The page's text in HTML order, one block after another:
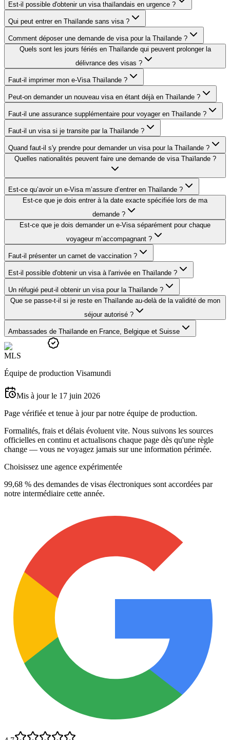
Est-il possible d'obtenir un visa thaïlandais en urgence ?
Qui peut entrer en Thaïlande sans visa ?
Comment déposer une demande de visa pour la Thaïlande ?
Quels sont les jours fériés en Thaïlande qui peuvent prolonger la
délivrance des visas ?
Faut-il imprimer mon e-Visa Thaïlande ?
Peut-on demander un nouveau visa en étant déjà en Thaïlande ?
Faut-il une assurance supplémentaire pour voyager en Thaïlande ?
Faut-il un visa si je transite par la Thaïlande ?
Quand faut-il s'y prendre pour demander un visa pour la Thaïlande ?
Quelles nationalités peuvent faire une demande de visa Thaïlande ?
Est-ce qu’avoir un e-Visa m’assure d’entrer en Thaïlande ?
Est-ce que je dois entrer à la date exacte spécifiée lors de ma
demande ?
Est-ce que je dois demander un e-Visa séparément pour chaque
voyageur m’accompagnant ?
Faut-il présenter un carnet de vaccination ?
Est-il possible d'obtenir un visa à l'arrivée en Thaïlande ?
Un réfugié peut-il obtenir un visa pour la Thaïlande ?
Que se passe-t-il si je reste en Thaïlande au-delà de la validité de mon
séjour autorisé ?
Ambassades de Thaïlande en France, Belgique et Suisse
MLS
Équipe de production Visamundi
Mis à jour le 17 juin 2026
Page vérifiée et tenue à jour par notre équipe de production.
Formalités, frais et délais évoluent vite. Nous suivons les sources
officielles en continu et actualisons chaque page dès qu'une règle
change — vous ne voyagez jamais sur une information périmée.
Choisissez une agence expérimentée
99,68 % des demandes de visas électroniques sont accordées par
notre intermédiaire cette année.